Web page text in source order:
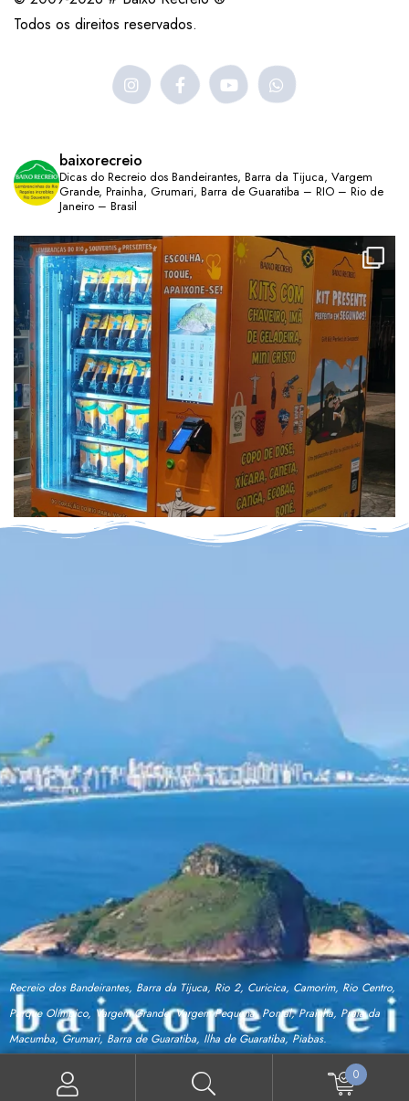
Todos os direitos reservados.
baixorecreio
Dicas do Recreio dos Bandeirantes, Barra da Tijuca, Vargem
Grande, Prainha, Grumari, Barra de Guaratiba – RIO – Rio de
Janeiro – Brasil
Recreio dos Bandeirantes, Barra da Tijuca, Rio 2, Curicica, Camorim, Rio Centro,
Parque Olímpico, Vargem Grande, Vargem Pequena, Pontal, Prainha, Praia da
Macumba, Grumari, Barra de Guaratiba, Ilha de Guaratiba, Piabas.
0